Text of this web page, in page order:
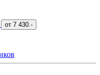
от 7 430.-